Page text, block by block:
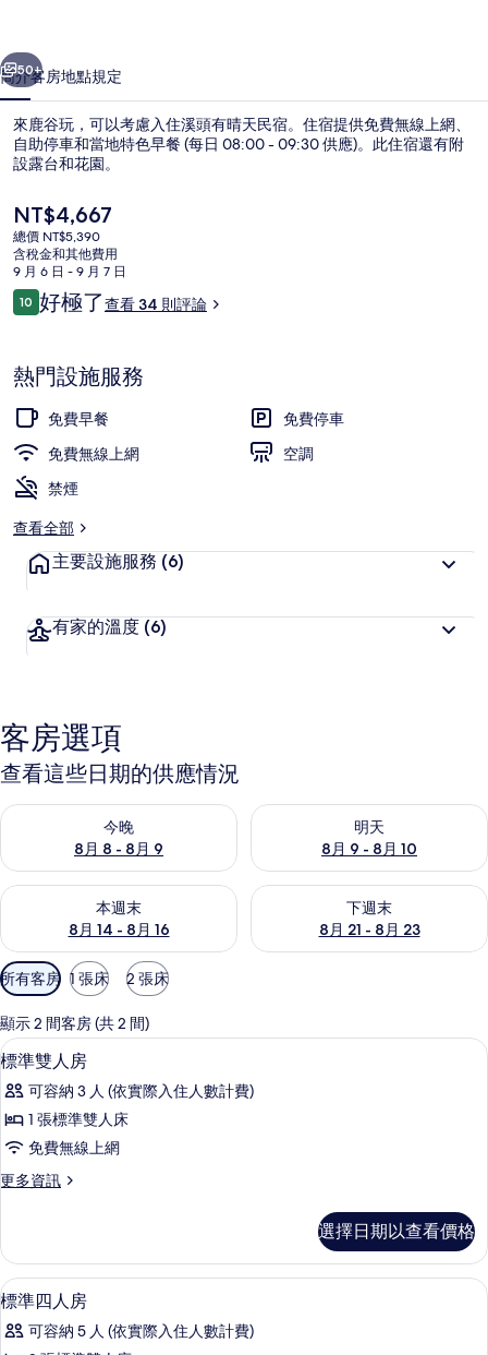
的
相
片
集
個 下一個
50+
簡介客房地點規定
來鹿谷玩，可以考慮入住溪頭有晴天民宿。住宿提供免費無線上網、
自助停車和當地特色早餐 (每日 08:00 - 09:30 供應)。此住宿還有附
設露台和花園。
目
前
的
價
格
是
NT$4,667
總價 NT$5,390
含稅金和其他費用
9 月 6 日 - 9 月 7 日
評
論
1010 分，滿分 10 分，
好極了查看 34 則評論
熱門設施服務
免費早餐
免費停車
免費無線上網
空調
禁煙
查看全部
主要設施服務 (6)
有家的溫度 (6)
客房選項
查看這些日期的供應情況
今晚
8月 8 - 8月 9
查看今晚 (8月 8 - 8月 9) 的供應情況
明天
8月 9 - 8月 10
查看明天 (8月 9 - 8月 10) 的供
本週末
8月 14 - 8月 16
查看本週末 (8月 14 - 8月 16) 的供應情況
下週末
8月 21 - 8月 23
查看下週末 (8月 21 - 8月 23)
可
用
的
客
房
篩
選
條
所有客房 1 張床 2 張床
顯示 2 間客房 (共 2 間)
顯
示
標
準
人
的
所
有
相
標準雙人房 | 書桌、免費無線上網、床
10
標準雙人房
可容納 3 人 (依實際入住人數計費)
1 張標準雙人床
免費無線上網
更多資訊
更
雙
人
房
詳
選擇日期以查看價格
顯
示
標
標準四人房 | 書桌、免費無線上網、床
15
標準四人房
可容納 5 人 (依實際入住人數計費)